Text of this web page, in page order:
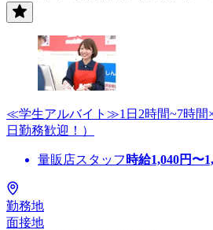
≪学生アルバイト≫1日2時間~7時間
日勤務歓迎！）
量販店スタッフ 時給1,040円〜
勤務地
面接地